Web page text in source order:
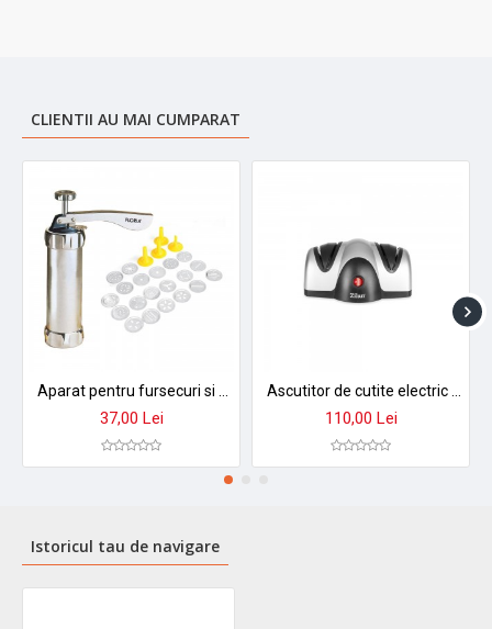
CLIENTII AU MAI CUMPARAT
37,00 Lei 110,00 Lei
Istoricul tau de navigare